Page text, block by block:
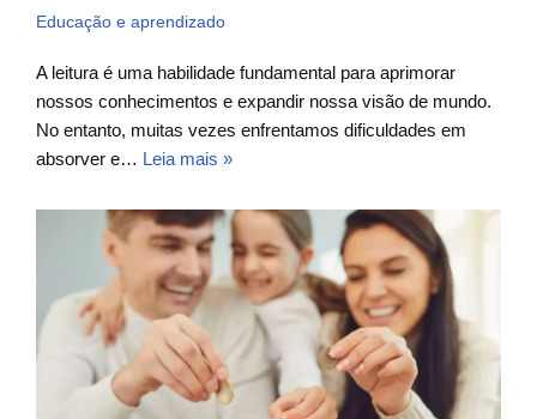
Educação e aprendizado
A leitura é uma habilidade fundamental para aprimorar
nossos conhecimentos e expandir nossa visão de mundo.
No entanto, muitas vezes enfrentamos dificuldades em
absorver e… Leia mais »